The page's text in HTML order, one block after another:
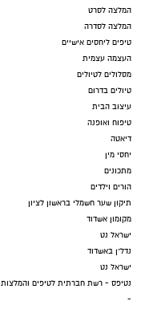
המלצה לסרט
המלצה לסדרה
טיפים ליחסים אישיים
העצמה עצמית
מסלולים לטיולים
טיולים בדרום
עיצוב הבית
טיפוח ואופנה
דיאטה
יחסי מין
מתכונים
הורים וילדים
תיקון שער חשמלי בראשון לציון
מקומון אשדוד
ישראל נט
נדל"ן באשדוד
ישראל נט
נטיפס - רשת חברתית לטיפים והמלצות
-